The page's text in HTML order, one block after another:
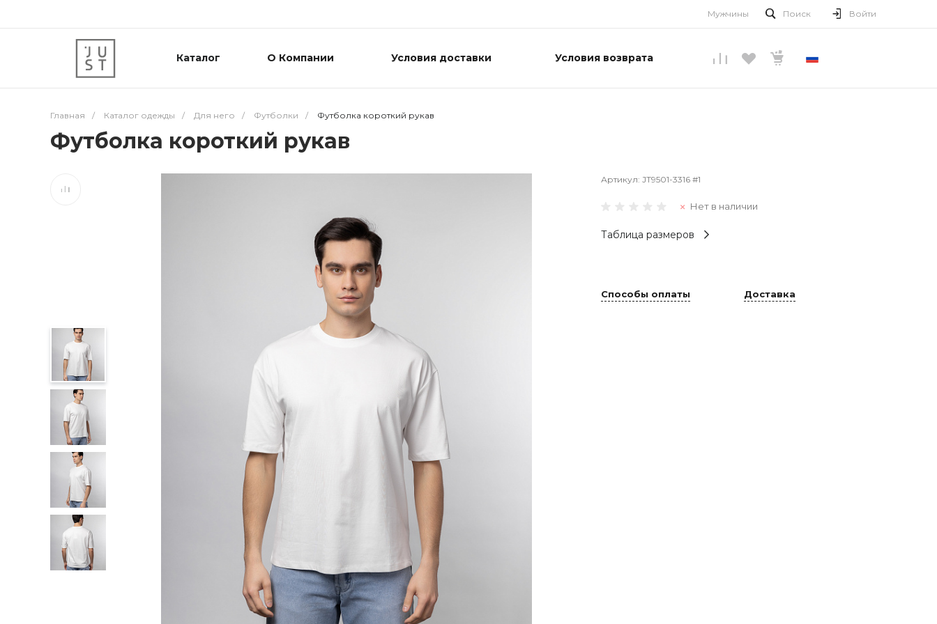
Мужчины Поиск Войти
Каталог О Компании Условия доставки Условия возврата
Главная / Каталог одежды / Для него / Футболки / Футболка короткий рукав
Футболка короткий рукав
Артикул: JT9501-3316 #1
Нет в наличии
Таблица размеров
Способы оплаты Доставка